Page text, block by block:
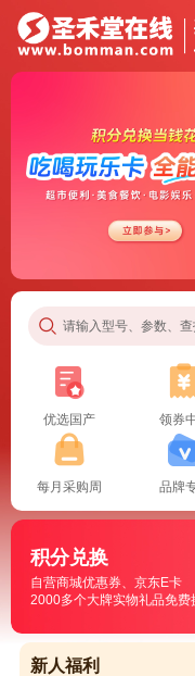
请输入型号、参数、
优选国产 领券
每月采购周 品牌
积分兑换
自营商城优惠券、京东E卡
2000多个大牌实物礼品免费
新人福利